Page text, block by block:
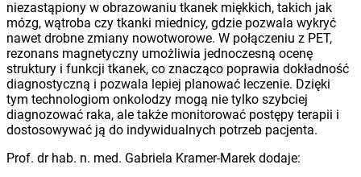
niezastąpiony w obrazowaniu tkanek miękkich, takich jak
mózg, wątroba czy tkanki miednicy, gdzie pozwala wykryć
nawet drobne zmiany nowotworowe. W połączeniu z PET,
rezonans magnetyczny umożliwia jednoczesną ocenę
struktury i funkcji tkanek, co znacząco poprawia dokładność
diagnostyczną i pozwala lepiej planować leczenie. Dzięki
tym technologiom onkolodzy mogą nie tylko szybciej
diagnozować raka, ale także monitorować postępy terapii i
dostosowywać ją do indywidualnych potrzeb pacjenta.
Prof. dr hab. n. med. Gabriela Kramer-Marek dodaje: